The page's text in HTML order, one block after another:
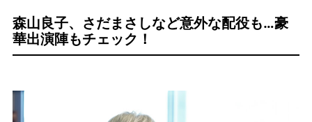
森山良子、さだまさしなど意外な配役も…豪
華出演陣もチェック！